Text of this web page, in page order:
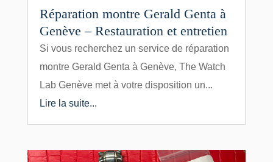
Réparation montre Gerald Genta à
Genève – Restauration et entretien
Si vous recherchez un service de réparation
montre Gerald Genta à Genève, The Watch
Lab Genève met à votre disposition un...
Lire la suite...